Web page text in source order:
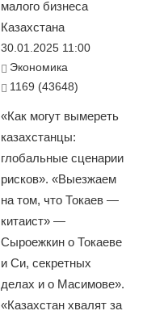
малого бизнеса
Казахстана
30.01.2025 11:00
Экономика
1169 (43648)
«Как могут вымереть
казахстанцы:
глобальные сценарии
рисков». «Выезжаем
на том, что Токаев —
китаист» —
Сыроежкин о Токаеве
и Си, секретных
делах и о Масимове».
«Казахстан хвалят за